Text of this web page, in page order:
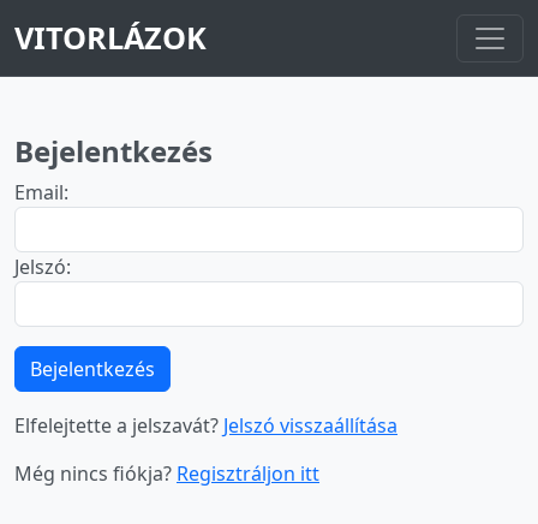
VITORLÁZOK
Bejelentkezés
Email:
Jelszó:
Bejelentkezés
Elfelejtette a jelszavát? Jelszó visszaállítása
Még nincs fiókja? Regisztráljon itt